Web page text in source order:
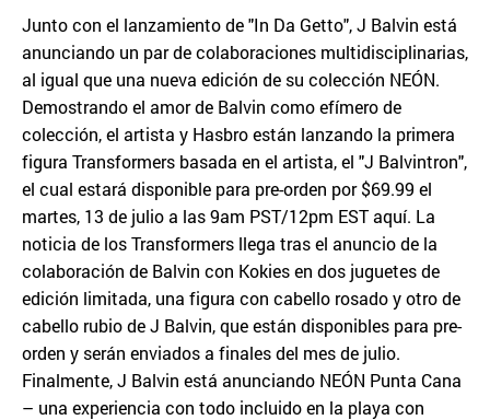
Junto con el lanzamiento de "In Da Getto", J Balvin está
anunciando un par de colaboraciones multidisciplinarias,
al igual que una nueva edición de su colección NEÓN.
Demostrando el amor de Balvin como efímero de
colección, el artista y Hasbro están lanzando la primera
figura Transformers basada en el artista, el "J Balvintron",
el cual estará disponible para pre-orden por $69.99 el
martes, 13 de julio a las 9am PST/12pm EST aquí. La
noticia de los Transformers llega tras el anuncio de la
colaboración de Balvin con Kokies en dos juguetes de
edición limitada, una figura con cabello rosado y otro de
cabello rubio de J Balvin, que están disponibles para pre-
orden y serán enviados a finales del mes de julio.
Finalmente, J Balvin está anunciando NEÓN Punta Cana
– una experiencia con todo incluido en la playa con